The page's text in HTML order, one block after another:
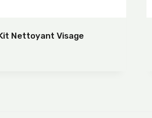
Nettoyant Visage